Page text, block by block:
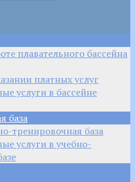
плавательного бассейна
платных услуг
услуги в бассейне
база
тренировочная база
услуги в учебно-